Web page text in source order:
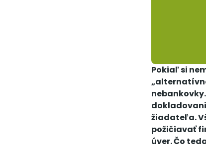
Pokiaľ si
žiadateľa.
požičiavať
úver. Čo